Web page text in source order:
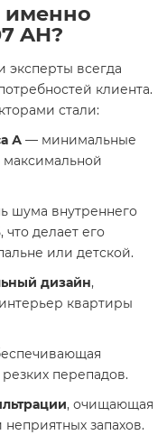
именно
AH?
всегда
клиента.
стали:
А — минимальные
максимальной
шума внутреннего
делает его
или детской.
дизайн,
квартиры
перепадов.
, очищающая
запахов.